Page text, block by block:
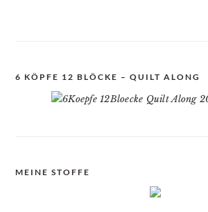
6 KÖPFE 12 BLÖCKE – QUILT ALONG
MEINE STOFFE